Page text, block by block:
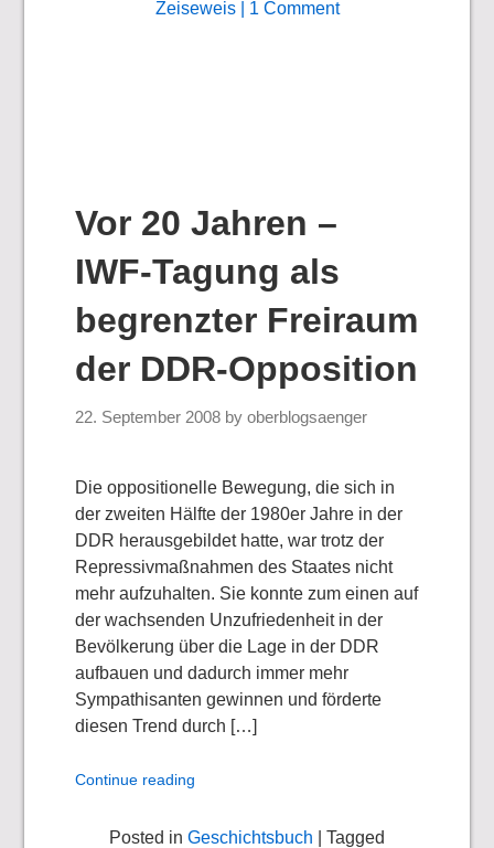
Zeiseweis| 1 Comment
Vor 20 Jahren –
IWF-Tagung als
begrenzter Freiraum
der DDR-Opposition
22. September 2008 byoberblogsaenger
Die oppositionelle Bewegung, die sich in
der zweiten Hälfte der 1980er Jahre in der
DDR herausgebildet hatte, war trotz der
Repressivmaßnahmen des Staates nicht
mehr aufzuhalten. Sie konnte zum einen auf
der wachsenden Unzufriedenheit in der
Bevölkerung über die Lage in der DDR
aufbauen und dadurch immer mehr
Sympathisanten gewinnen und förderte
diesen Trend durch […]
Continue reading
Posted in Geschichtsbuch | Tagged